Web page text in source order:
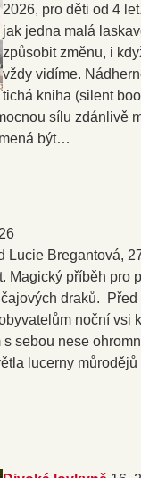
2026, pro děti od 4
jak jedna malá
způsobit změnu, i
vždy vidíme.
tichá kniha (silent
sílu zdánlivě
být…
Lucie Bregantová,
Magický příběh pro
draků. Před
noční vsi
sebou nese
lucerny můrodějů